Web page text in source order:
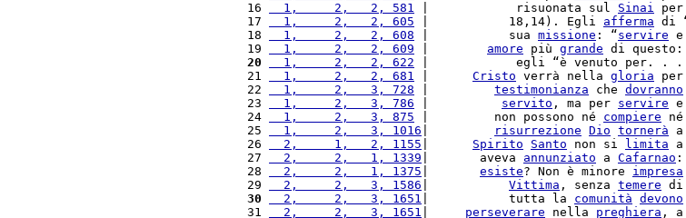
16
  1,     2,   2, 581
|            risuonata sul Sinai per
17
  1,     2,   2, 605
|           18,14). Egli afferma di
18
  1,     2,   2, 608
|           sua missione : “servire e
19
  1,     2,   2, 609
amore più grande di questo:
20
  1,     2,   2, 622
|            egli “è venuto per. . .
21
  1,     2,   2, 681
Cristo verrà nella gloria per
22
  1,     2,   3, 728
testimonianza che dovranno
23
  1,     2,   3, 786
servito , ma per servire e
24
  1,     2,   3, 875
|         non possono né compiere né
25
  1,     2,   3, 1016
risurrezione Dio tornerà a
26
  2,     1,   2, 1155
Spirito Santo non si limita a
27
  2,     2,   1, 1339
|       aveva annunziato a Cafarnao :
28
  2,     2,   1, 1375
esiste? Non è minore impresa
29
  2,     2,   3, 1586
Vittima , senza temere di
30
  2,     2,   3, 1651
|           tutta la comunità devono
31
  2,     2,   3, 1651
perseverare nella preghiera , a